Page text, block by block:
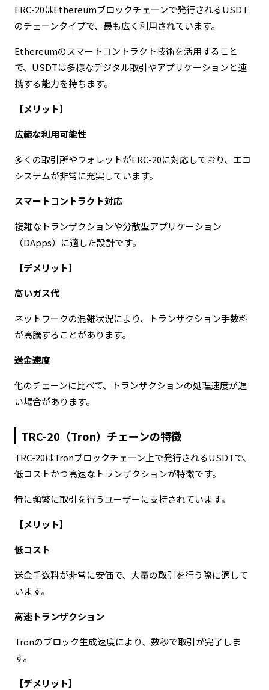
ERC-20はEthereumブロックチェーンで発行されるUSDT
のチェーンタイプで、最も広く利用されています。
Ethereumのスマートコントラクト技術を活用すること
で、USDTは多様なデジタル取引やアプリケーションと連
携する能力を持ちます。
【メリット】
広範な利用可能性
多くの取引所やウォレットがERC-20に対応しており、エコ
システムが非常に充実しています。
スマートコントラクト対応
複雑なトランザクションや分散型アプリケーション
（DApps）に適した設計です。
【デメリット】
高いガス代
ネットワークの混雑状況により、トランザクション手数料
が高騰することがあります。
送金速度
他のチェーンに比べて、トランザクションの処理速度が遅
い場合があります。
TRC-20（Tron）チェーンの特徴
TRC-20はTronブロックチェーン上で発行されるUSDTで、
低コストかつ高速なトランザクションが特徴です。
特に頻繁に取引を行うユーザーに支持されています。
【メリット】
低コスト
送金手数料が非常に安価で、大量の取引を行う際に適して
います。
高速トランザクション
Tronのブロック生成速度により、数秒で取引が完了しま
す。
【デメリット】